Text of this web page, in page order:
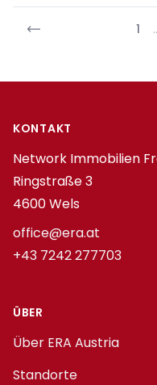
1
Footer
KONTAKT
Network Immobilien
Ringstraße 3
4600 Wels
office@era.at
+43 7242 277703
ÜBER
Über ERA Austria
Standorte